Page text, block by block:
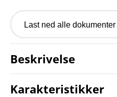
Last ned alle dokumenter
Beskrivelse
Karakteristikker